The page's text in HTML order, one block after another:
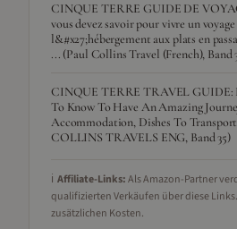
CINQUE TERRE GUIDE DE
vous devez savoir pour vivre un
l&#x27;hébergement aux plats en
... (Paul Collins Travel (French), Band
CINQUE TERRE TRAVEL GUIDE:
To Know To Have An Amazing
Accommodation, Dishes To
COLLINS TRAVELS ENG, Band 35)
ℹ️ Affiliate-Links:Als Amazon-Partner
qualifizierten Verkäufen über diese
zusätzlichen Kosten.